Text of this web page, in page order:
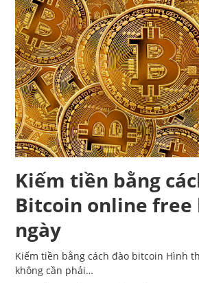
Kiếm tiền bằng
Bitcoin online free
ngày
Kiếm tiền bằng cách đào bitcoin Hình
không cần phải…